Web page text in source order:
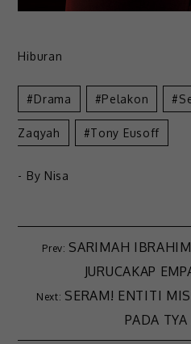
Hiburan
Drama Pelakon
Zaqyah Tony Eusoff
- By Nisa
SARIMAH
JURUCAKAP
SERAM! ENTITI
PADA